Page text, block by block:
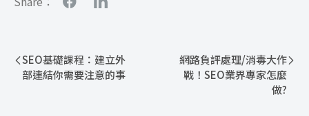
SEO基礎課程：建立外
部連結你需要注意的事
網路負評處理/消毒大作
戰！SEO業界專家怎麼
做?